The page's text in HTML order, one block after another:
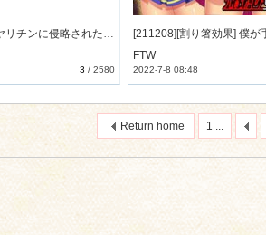
[211209][重箱製作所] ヤリチンに侵略されたクラス [2127M] [RJ340539]
3 / 2580
FTW
2022-7-8 08:48
1 ...
Return home